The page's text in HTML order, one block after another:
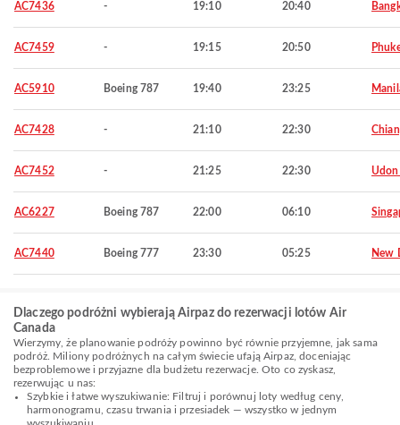
AC7436 - 19:10 20:40
AC7459 - 19:15 20:50
AC5910 Boeing 787 19:40 23:25
AC7428 - 21:10 22:30
AC7452 - 21:25 22:30 Udon
AC6227 Boeing 787 22:00 06:10
AC7440 Boeing 777 23:30 05:25 New
Dlaczego podróżni wybierają Airpaz do rezerwacji lotów Air
Canada
Wierzymy, że planowanie podróży powinno być równie przyjemne, jak sama
podróż. Miliony podróżnych na całym świecie ufają Airpaz, doceniając
bezproblemowe i przyjazne dla budżetu rezerwacje. Oto co zyskasz,
rezerwując u nas:
Szybkie i łatwe wyszukiwanie: Filtruj i porównuj loty według ceny,
harmonogramu, czasu trwania i przesiadek — wszystko w jednym